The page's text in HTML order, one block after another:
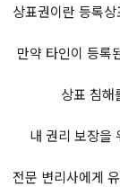
상표권이란 등록
만약 타인이 등록
상표 침해
내 권리 보장을
전문 변리사에게